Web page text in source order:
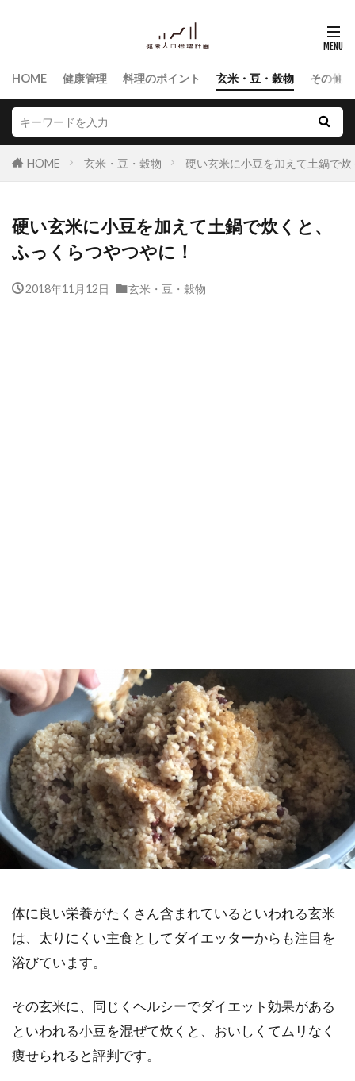
HOME 健康管理 料理のポイント 玄米・豆・穀物 その他
HOME 玄米・豆・穀物 硬い玄米に小豆を加えて土鍋で
硬い玄米に小豆を加えて土鍋で炊くと、
ふっくらつやつやに！
2018年11月12日 玄米・豆・穀物
体に良い栄養がたくさん含まれているといわれる玄米
は、太りにくい主食としてダイエッターからも注目を
浴びています。
その玄米に、同じくヘルシーでダイエット効果がある
といわれる小豆を混ぜて炊くと、おいしくてムリなく
痩せられると評判です。